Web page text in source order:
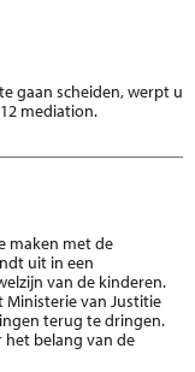
gaan scheiden, werpt u
mediation.
maken met de
uit in een
van de kinderen.
Ministerie van Justitie
terug te dringen.
het belang van de